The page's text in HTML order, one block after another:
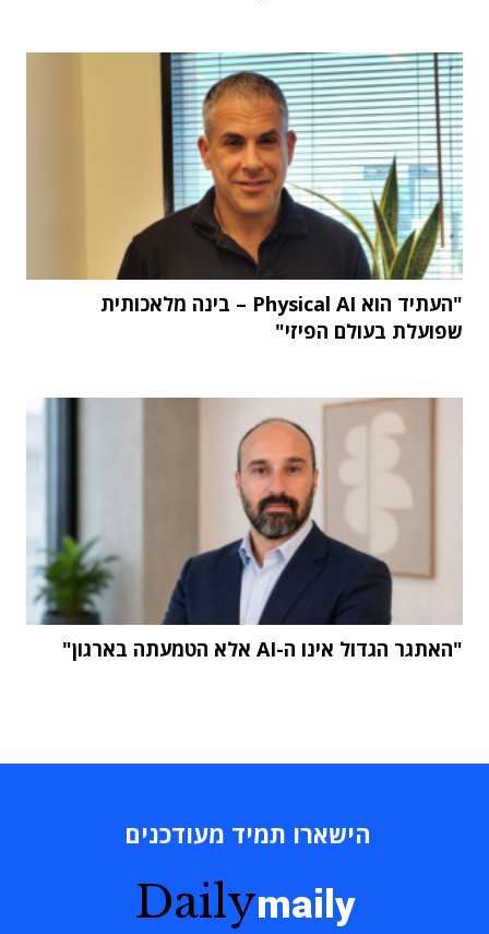
"העתיד הוא Physical AI – בינה מלאכותית
שפועלת בעולם הפיזי"
"האתגר הגדול אינו ה-AI אלא הטמעתה בארגון"
הישארו תמיד מעודכנים
Dailymaily